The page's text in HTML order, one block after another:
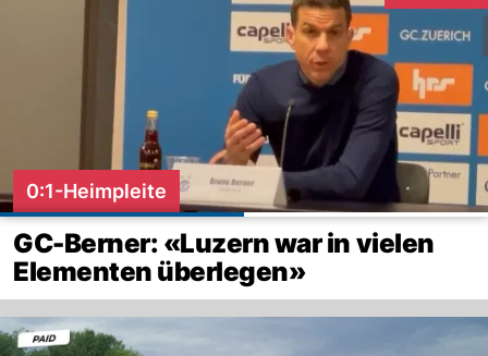
0:1-Heimpleite
GC-Berner: «Luzern war in vielen
Elementen überlegen»